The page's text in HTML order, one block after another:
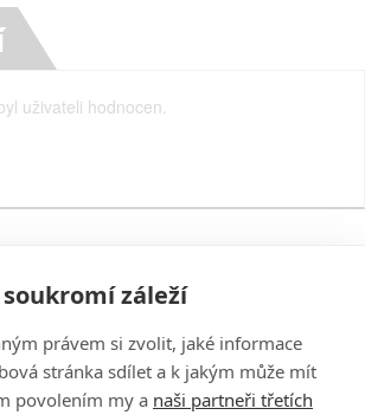
uživateli hodnocen.
soukromí záleží
právem si zvolit, jaké informace
stránka sdílet a k jakým může mít
povolením my a naši partneři třetích